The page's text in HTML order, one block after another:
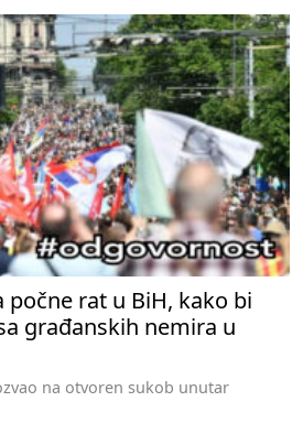
počne rat u BiH, kako bi
građanskih nemira u
na otvoren sukob unutar